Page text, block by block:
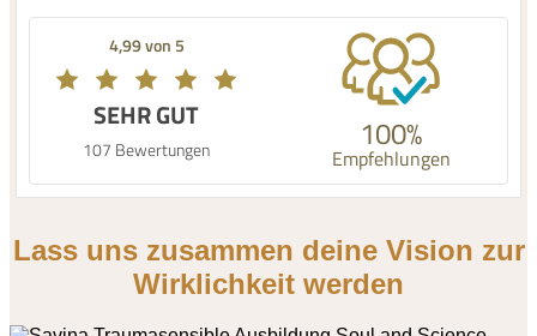
4,99 von 5
SEHR GUT
107 Bewertungen 100%
Empfehlungen
Lass uns zusammen deine Vision zur
Wirklichkeit werden